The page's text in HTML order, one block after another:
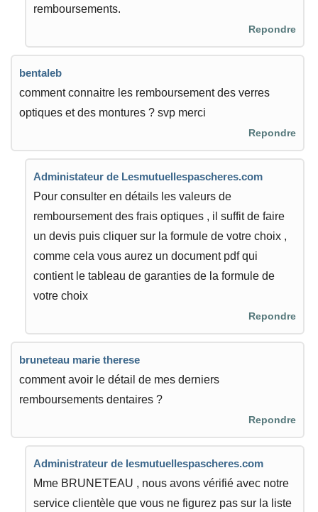
remboursements.
Repondre
bentaleb
comment connaitre les remboursement des verres
optiques et des montures ? svp merci
Repondre
Administateur de Lesmutuellespascheres.com
Pour consulter en détails les valeurs de
remboursement des frais optiques , il suffit de faire
un devis puis cliquer sur la formule de votre choix ,
comme cela vous aurez un document pdf qui
contient le tableau de garanties de la formule de
votre choix
Repondre
bruneteau marie therese
comment avoir le détail de mes derniers
remboursements dentaires ?
Repondre
Administrateur de lesmutuellespascheres.com
Mme BRUNETEAU , nous avons vérifié avec notre
service clientèle que vous ne figurez pas sur la liste